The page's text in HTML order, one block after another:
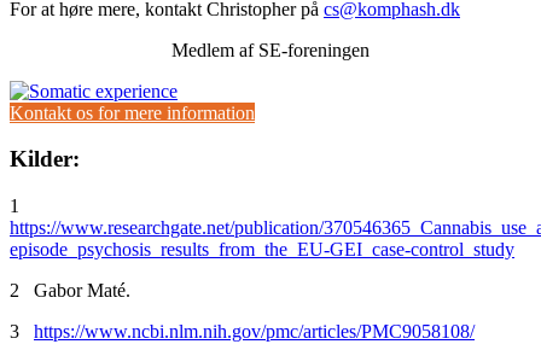
For at høre mere, kontakt Christopher på cs@komphash.dk
Medlem af SE-foreningen
Kontakt os for mere information
Kilder:
1
https://www.researchgate.net/publication/
episode_psychosis_results_from_the_EU-GEI_case-control_study
2 Gabor Maté.
3 https://www.ncbi.nlm.nih.gov/pmc/articles/PMC9058108/